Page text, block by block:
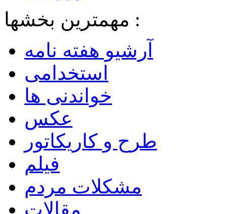
مهمترین بخشها :
آرشیو هفته نامه
استخدامی
خواندنی ها
عکس
طرح و کاریکاتور
فیلم
مشکلات مردم
مقالات